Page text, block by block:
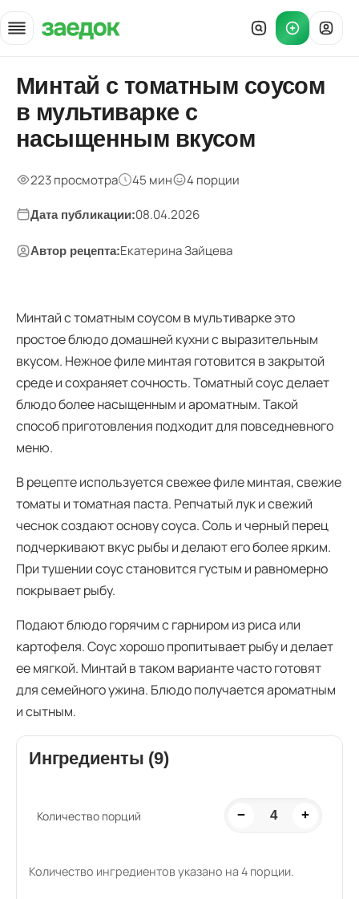
Главная
»
Рецепты
Минтай с томатным соусом в мультиварке с насыщенным
Минтай с томатным соусом
в мультиварке с
насыщенным вкусом
223 просмотра 45 мин 4 порции
Дата публикации:08.04.2026
Автор рецепта:Екатерина Зайцева
Минтай с томатным соусом в мультиварке это
простое блюдо домашней кухни с выразительным
вкусом. Нежное филе минтая готовится в закрытой
среде и сохраняет сочность. Томатный соус делает
блюдо более насыщенным и ароматным. Такой
способ приготовления подходит для повседневного
меню.
В рецепте используется свежее филе минтая, свежие
томаты и томатная паста. Репчатый лук и свежий
чеснок создают основу соуса. Соль и черный перец
подчеркивают вкус рыбы и делают его более ярким.
При тушении соус становится густым и равномерно
покрывает рыбу.
Подают блюдо горячим с гарниром из риса или
картофеля. Соус хорошо пропитывает рыбу и делает
ее мягкой. Минтай в таком варианте часто готовят
для семейного ужина. Блюдо получается ароматным
и сытным.
Ингредиенты (9)
Количество порций − 4 +
Количество ингредиентов указано на 4 порции.